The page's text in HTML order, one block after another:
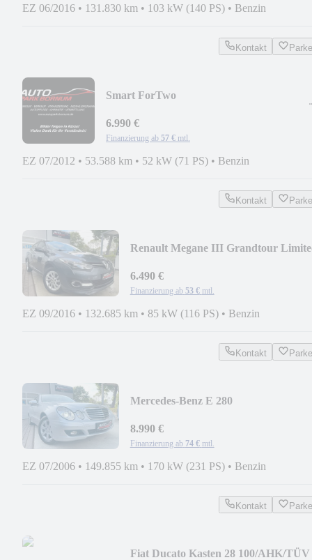
EZ 06/2016 • 131.830 km • 103 kW (140 PS) • Benzin
Kontakt
Smart ForTwo
09-2027
6.990 €
Finanzierung ab 57 € mtl.
EZ 07/2012 • 53.588 km • 52 kW (71 PS) • Benzin
Kontakt
Renault Megane III Grandtour
6.490 €
Finanzierung ab 53 € mtl.
EZ 09/2016 • 132.685 km • 85 kW (116 PS) • Benzin
Kontakt
Mercedes-Benz E 280
XENON/TEMPO/AHK/PDC/SHZ
8.990 €
Finanzierung ab 74 € mtl.
EZ 07/2006 • 149.855 km • 170 kW (231 PS) • Benzin
Kontakt
Fiat Ducato Kasten 28 100/AHK/TÜV